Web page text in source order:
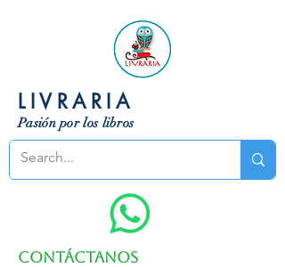
LIVRARIA
Pasión por los libros
Contáctanos